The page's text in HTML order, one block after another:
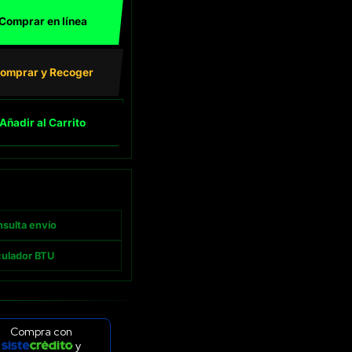
en línea
y Recoger
Añadir al Carrito
envío
BTU
Compra con
y